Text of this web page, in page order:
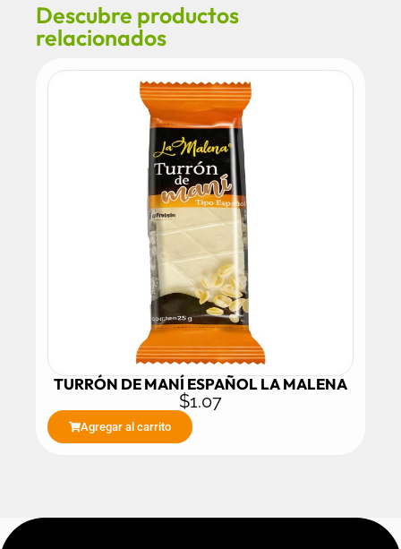
Descubre productos
relacionados
TURRÓN DE MANÍ ESPAÑOL LA MALENA
$1.07
Agregar al carrito